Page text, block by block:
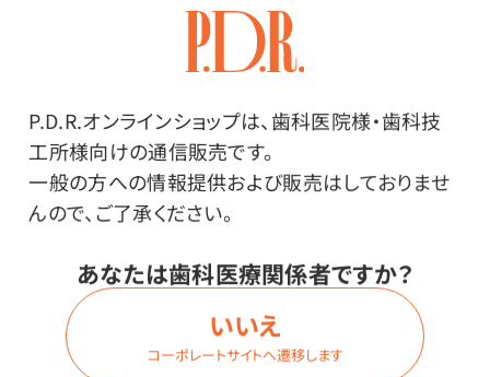
P.D.R.オンラインショップは、歯科医院様・歯科技
工所様向けの通信販売です。
一般の方への情報提供および販売はしておりませ
んので、ご了承ください。
あなたは歯科医療関係者ですか？
いいえ
コーポレートサイトへ遷移します
った物と通っていない物があります。検査に出された紙
コップが、紙に触れた液体を体内に取り込むこともあり
得るとして、体に害のある物質が溶け出さないかなど
様々な検査を受け、適合した紙コップが「飲料用」として
分類されます。検査に出さない紙コップは、紙に触れた
液体を体内に取り込むことは想定外として作られていま
す。（一般的に「うがい用」と呼ばれています。）※本品は